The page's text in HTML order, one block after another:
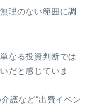
理のない範囲に調
なる投資判断では
だと感じていま
護など“出費イベン